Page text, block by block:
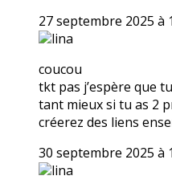
27 septembre 2025 à
lina
coucou
tkt pas j’espère que
tant mieux si tu as 2
créerez des liens
30 septembre 2025 à
lina